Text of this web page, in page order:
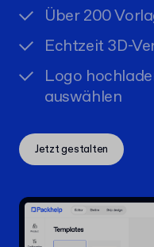
Über 200
Echtzeit 3D-
Logo
auswählen
Jetzt gestalten